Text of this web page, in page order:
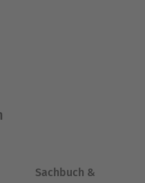
Sachbuch &